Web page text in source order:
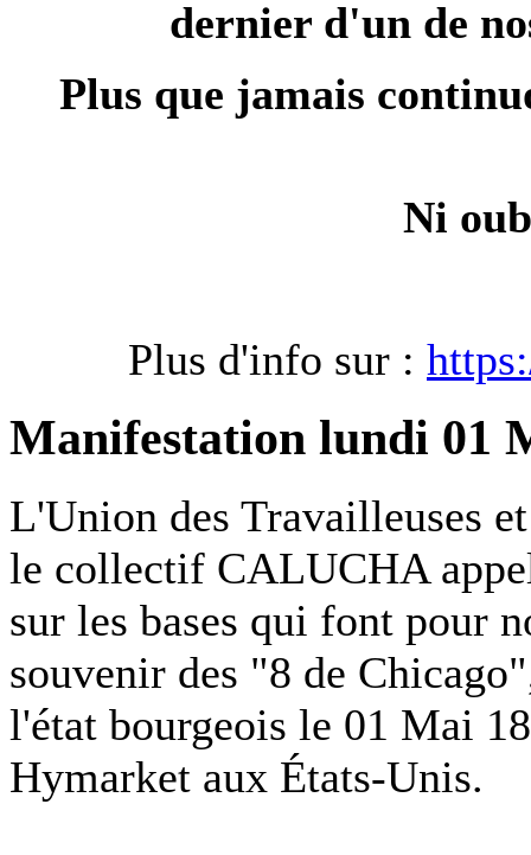
dernier d'un de
Plus que jamais
Ni
Plus d'info sur :
Manifestation lundi 01
L'Union des Travailleuses
le collectif CALUCHA
sur les bases qui font pour
souvenir des "8 de
l'état bourgeois le 01 Mai
Hymarket aux États-Unis.